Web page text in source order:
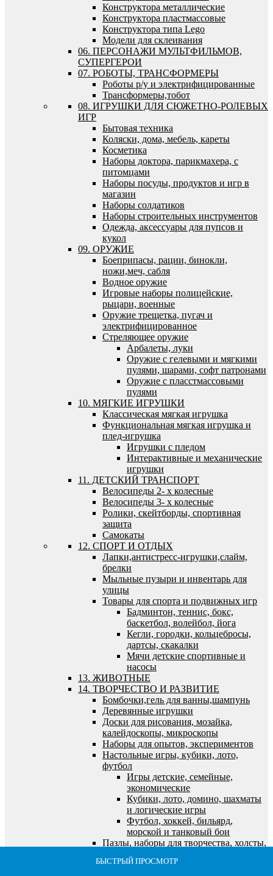
БЫСТРЫЙ ПРОСМОТР
БЫСТРЫЙ ПРОСМОТР
БЫСТРЫЙ ПРОСМОТР
БЫСТРЫЙ ПРОСМОТР
БЫСТРЫЙ ПРОСМОТР
Конструктора металлические
Конструктора пластмассовые
Конструктора типа Lego
Модели для склеивания
06. ПЕРСОНАЖИ МУЛЬТФИЛЬМОВ,
СУПЕРГЕРОИ
07. РОБОТЫ, ТРАНСФОРМЕРЫ
Роботы р/у и электрифицированные
Трансформеры,тобот
08. ИГРУШКИ ДЛЯ СЮЖЕТНО-РОЛЕВЫХ
ИГР
Бытовая техника
Коляски, дома, мебель, кареты
Косметика
Наборы доктора, парикмахера, с
питомцами
Наборы посуды, продуктов и игр в
магазин
Наборы солдатиков
Наборы строительных инструментов
Одежда, аксессуары для пупсов и
кукол
09. ОРУЖИЕ
Боеприпасы, рации, бинокли,
ножи,меч, сабля
Водное оружие
Игровые наборы полицейские,
рыцари, военные
Оружие трещетка, пугач и
электрифицированное
Стреляющее оружие
Арбалеты, луки
Оружие с гелевыми и мягкими
пулями, шарами, софт патронами
Оружие с пласстмассовыми
пулями
10. МЯГКИЕ ИГРУШКИ
Классическая мягкая игрушка
Функциональная мягкая игрушка и
плед-игрушка
Игрушки с пледом
Интерактивные и механические
игрушки
11. ДЕТСКИЙ ТРАНСПОРТ
Велосипеды 2- х колесные
Велосипеды 3- х колесные
Ролики, скейтборды, спортивная
защита
Самокаты
12. СПОРТ И ОТДЫХ
Лапки,антистресс-игрушки,слайм,
брелки
Мыльные пузыри и инвентарь для
улицы
Товары для спорта и подвижных игр
Бадминтон, теннис, бокс,
баскетбол, волейбол, йога
Кегли, городки, кольцебросы,
дартсы, скакалки
Мячи детские спортивные и
насосы
13. ЖИВОТНЫЕ
14. ТВОРЧЕСТВО И РАЗВИТИЕ
Бомбочки,гель для ванны,шампунь
Деревянные игрушки
Доски для рисования, мозайка,
калейдоскопы, микроскопы
Наборы для опытов, экспериментов
Настольные игры, кубики, лото,
футбол
Игры детские, семейные,
экономические
Кубики, лото, домино, шахматы
и логические игры
Футбол, хоккей, бильярд,
морской и танковый бои
Пазлы, наборы для творчества, холсты,
Алмазная мозайка